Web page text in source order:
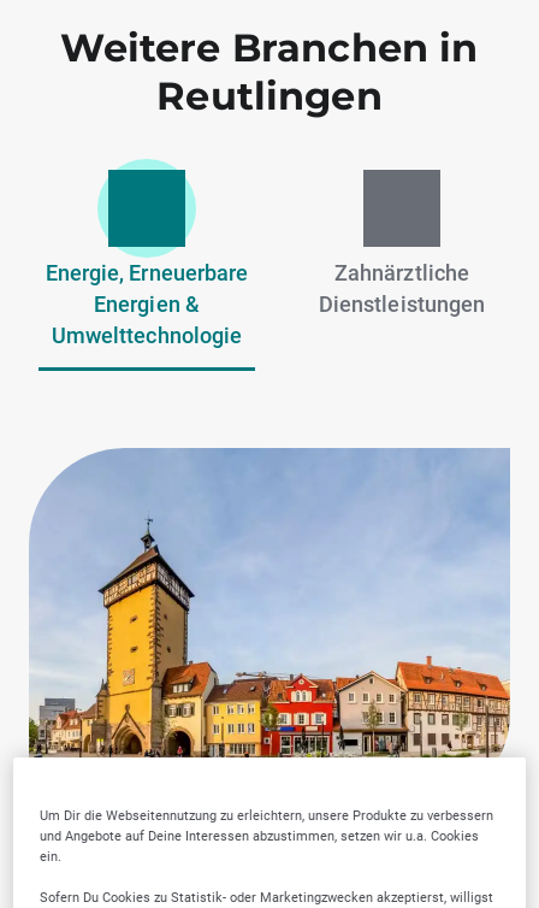
Weitere Branchen in
Reutlingen
Energie, Erneuerbare
Energien &
Umwelttechnologie
Zahnärztliche
Dienstleistungen
Um Dir die Webseitennutzung zu erleichtern, unsere Produkte zu verbessern
und Angebote auf Deine Interessen abzustimmen, setzen wir u.a. Cookies
ein.
Sofern Du Cookies zu Statistik- oder Marketingzwecken akzeptierst, willigst